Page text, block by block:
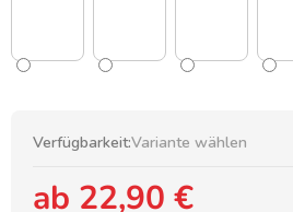
Verfügbarkeit:Variante wählen
ab 22,90 €